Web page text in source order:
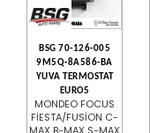
BSG 70-126-005
9M5Q-8A586-BA
YUVA TERMOSTAT
EURO5
MONDEO FOCUS
FİESTA/FUSİON C-
MAX B-MAX S-MAX